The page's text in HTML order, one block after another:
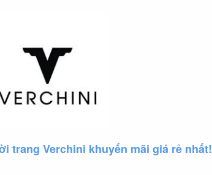
trang Verchini khuyến mãi giá rẻ nhất!